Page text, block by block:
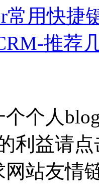
常用快捷
推荐
个个人
利益请
站友情